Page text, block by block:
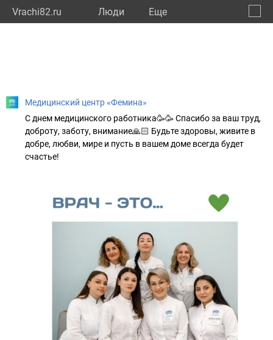
Vrachi82.ru Люди Eще
Медицинский центр «Фемина»
С днем медицинского работника🥳🥳 Спасибо за ваш труд,
доброту, заботу, внимание🙏🏻 Будьте здоровы, живите в
добре, любви, мире и пусть в вашем доме всегда будет
счастье!